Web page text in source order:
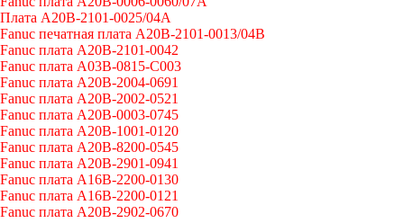
Плата A20B-2101-0025/04A
Fanuc печатная плата A20B-2101-0013/04B
Fanuc плата A20B-2101-0042
Fanuc плата A03B-0815-C003
Fanuc плата A20B-2004-0691
Fanuc плата A20B-2002-0521
Fanuc плата A20B-0003-0745
Fanuc плата A20B-1001-0120
Fanuc плата A20B-8200-0545
Fanuc плата A20B-2901-0941
Fanuc плата A16B-2200-0130
Fanuc плата A16B-2200-0121
Fanuc плата A20B-2902-0670